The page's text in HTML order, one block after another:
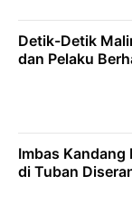
Detik-Detik
dan Pelaku
Imbas Kandang
di Tuban